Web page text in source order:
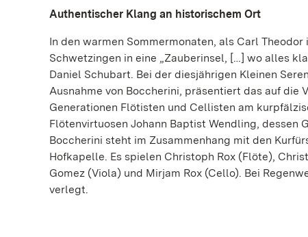
Authentischer Klang an historischem Ort
In den warmen Sommermonaten, als Carl
Schwetzingen in eine „Zauberinsel, […] wo alles
Daniel Schubart. Bei der diesjährigen Kleinen
Ausnahme von Boccherini, präsentiert das auf die
Generationen Flötisten und Cellisten am
Flötenvirtuosen Johann Baptist Wendling, dessen
Boccherini steht im Zusammenhang mit den
Hofkapelle. Es spielen Christoph Rox (Flöte),
Gomez (Viola) und Mirjam Rox (Cello). Bei
verlegt.